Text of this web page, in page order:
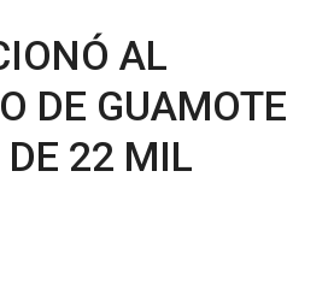
AL
DE GUAMOTE
22 MIL